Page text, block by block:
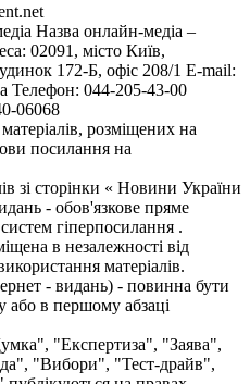
Назва онлайн-медіа –
02091, місто Київ,
172-Б, офіс 208/1 E-mail:
Телефон: 044-205-43-00
06068
розміщених на
посилання на
зі сторінки « Новини України
- обов'язкове пряме
гіперпосилання .
в незалежності від
матеріалів.
- видань) - повинна бути
або в першому абзаці
"Експертиза", "Заява",
"Вибори", "Тест-драйв",